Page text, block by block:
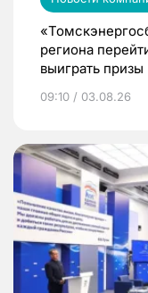
региона
выиграть призы
09:10 / 03.08.26